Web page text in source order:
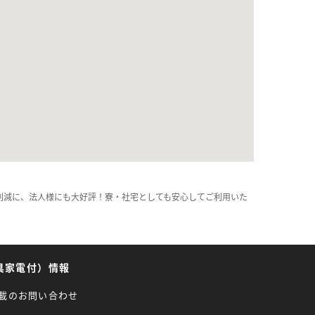
に、法人様にも大好評！寮・社宅としても安心してご利用いた
家電付）情報
のお問い合わせ